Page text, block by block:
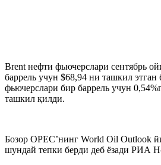
Brent нефти фьючерслари сентябрь
баррель учун $68,94 ни ташкил этган
фьючерслари бир баррель учун
ташкил қилди.
Бозор OPEC’нинг World Oil Outlook
шундай тепки берди деб ёзади РИА